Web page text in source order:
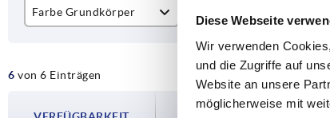
Diese Webseite
Wir verwenden
und die Zugriffe auf
Website an unsere
möglicherweise mit
Farbe Grundkörper
schwarzgrau RAL 7021
120
160
6 von 6 Einträgen
Die Verfügbarkeiten werden in
Im finalen Schritt vor Abschluss